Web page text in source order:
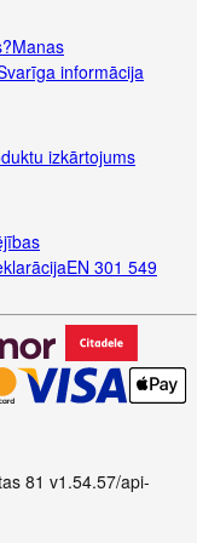
Manas
informācija
izkārtojums
EN 301 549
81 v1.54.57/api-